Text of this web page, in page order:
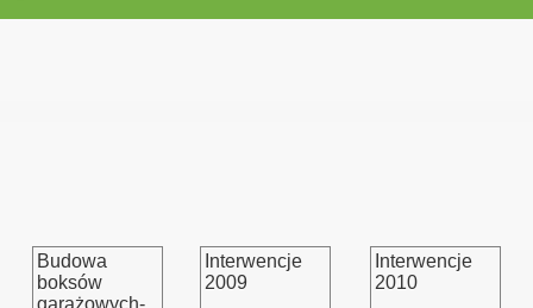
Budowa
boksów
garażowych-
Interwencje
2009
Interwencje
2010